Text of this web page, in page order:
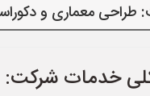
طراحی معماری و
خدمات شرکت: